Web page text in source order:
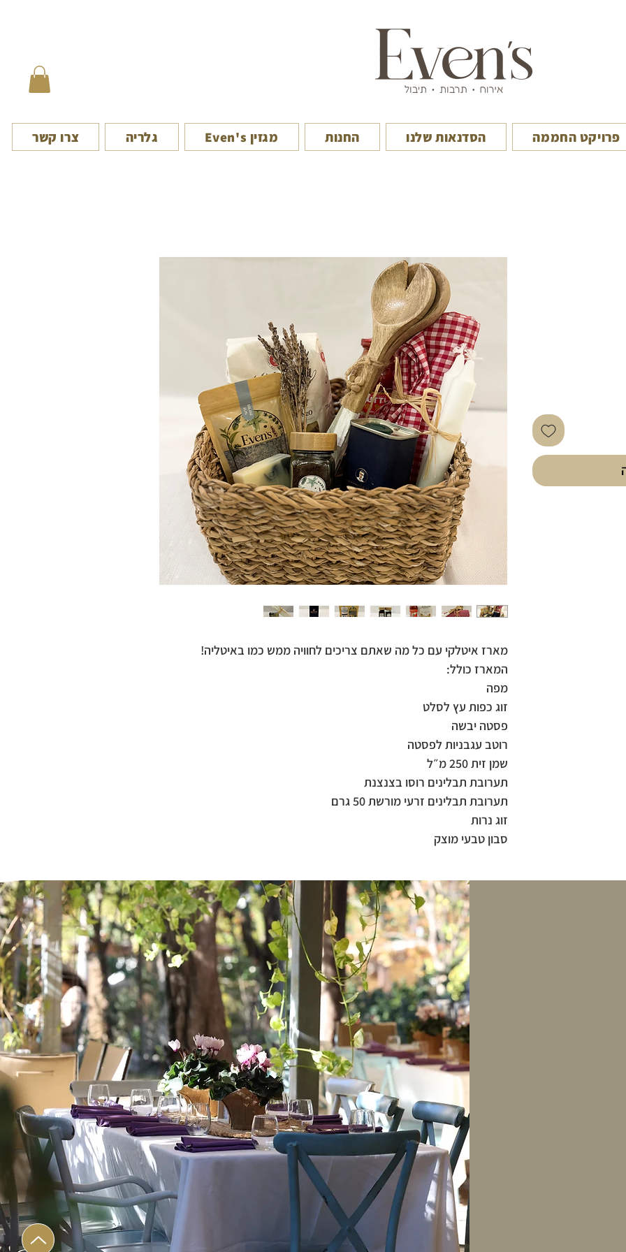
פרויקט החממה הסדנאות שלנו החנות מגזין Even's גלריה צרו קשר
מארז איטלקי עם כל מה שאתם צריכים לחוויה ממש כמו באיטליה!
המארז כולל:
מפה
זוג כפות עץ לסלט
פסטה יבשה
רוטב עגבניות לפסטה
שמן זית 250 מ״ל
תערובת תבלינים רוסו בצנצנת
תערובת תבלינים זרעי מורשת 50 גרם
זוג נרות
סבון טבעי מוצק